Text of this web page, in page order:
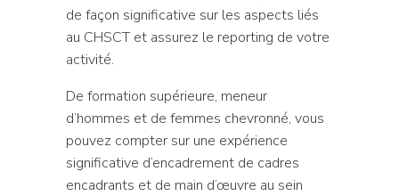
de façon significative sur les aspects liés
au CHSCT et assurez le reporting de votre
activité.
De formation supérieure, meneur
d’hommes et de femmes chevronné, vous
pouvez compter sur une expérience
significative d’encadrement de cadres
encadrants et de main d’œuvre au sein